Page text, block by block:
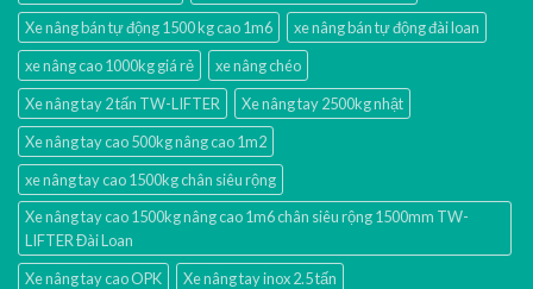
Xe nâng bán tự động 1500 kg cao 1m6
xe nâng bán tự động đài loan
xe nâng cao 1000kg giá rẻ
xe nâng chéo
Xe nâng tay 2 tấn TW-LIFTER
Xe nâng tay 2500kg nhật
Xe nâng tay cao 500kg nâng cao 1m2
xe nâng tay cao 1500kg chân siêu rộng
Xe nâng tay cao 1500kg nâng cao 1m6 chân siêu rộng 1500mm TW-
LIFTER Đài Loan
Xe nâng tay cao OPK
Xe nâng tay inox 2.5 tấn